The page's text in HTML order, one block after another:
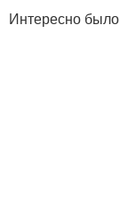
Интересно